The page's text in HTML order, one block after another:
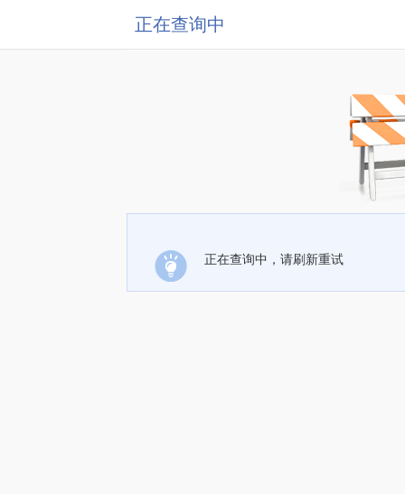
正在查询中
正在查询中，请刷新重试